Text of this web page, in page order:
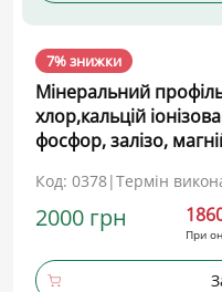
7% знижки
Мінеральний
хлор,кальцій
фосфор, залізо,
Код: 0378|Термін
2000 грн
При